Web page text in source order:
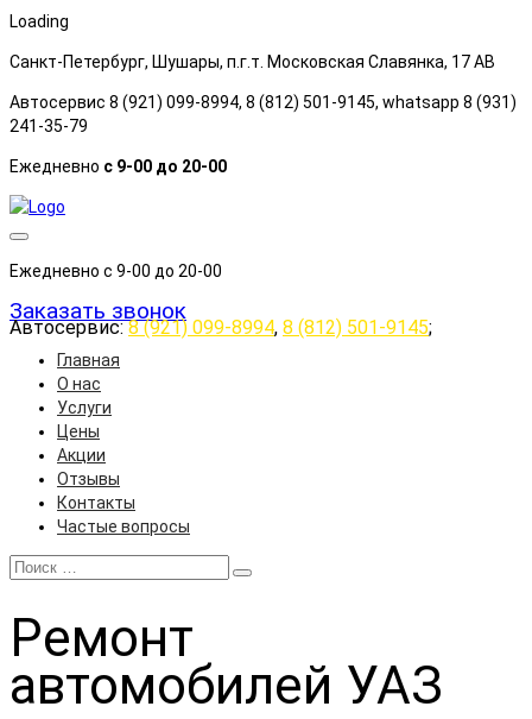
Loading
Санкт-Петербург, Шушары, п.г.т. Московская Славянка, 17 АB
Автосервис 8 (921) 099-8994, 8 (812) 501-9145, whatsapp 8 (931)
241-35-79
Ежедневно с 9-00 до 20-00
Ежедневно с 9-00 до 20-00
Заказать звонок
Автосервис:8 (921) 099-8994, 8 (812) 501-9145;
Главная
О нас
Услуги
Цены
Акции
Отзывы
Контакты
Частые вопросы
Ремонт
автомобилей УАЗ